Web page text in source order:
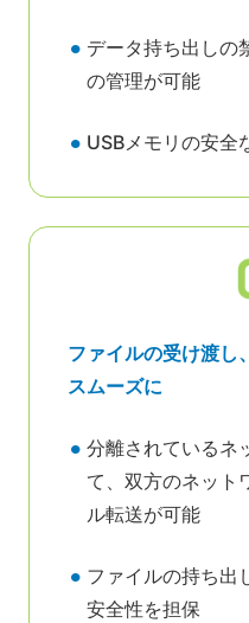
データ持ち出しの
の管理が可能
USBメモリの安全
ファイルの受け渡し
スムーズに
分離されているネ
て、双方のネット
ル転送が可能
ファイルの持ち出
安全性を担保